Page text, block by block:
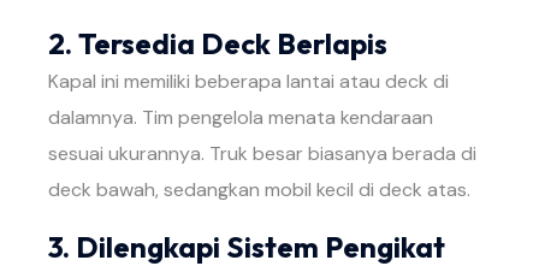
2. Tersedia Deck Berlapis
Kapal ini memiliki beberapa lantai atau deck di
dalamnya. Tim pengelola menata kendaraan
sesuai ukurannya. Truk besar biasanya berada di
deck bawah, sedangkan mobil kecil di deck atas.
3. Dilengkapi Sistem Pengikat